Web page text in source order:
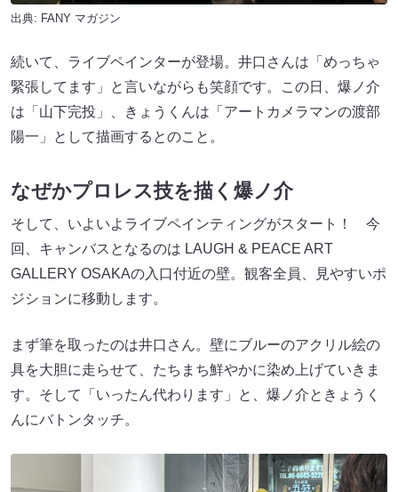
出典: FANY マガジン
続いて、ライブペインターが登場。井口さんは「めっちゃ
緊張してます」と言いながらも笑顔です。この日、爆ノ介
は「山下完投」、きょうくんは「アートカメラマンの渡部
陽一」として描画するとのこと。
なぜかプロレス技を描く爆ノ介
そして、いよいよライブペインティングがスタート！ 今
回、キャンバスとなるのは LAUGH & PEACE ART
GALLERY OSAKAの入口付近の壁。観客全員、見やすいポ
ジションに移動します。
まず筆を取ったのは井口さん。壁にブルーのアクリル絵の
具を大胆に走らせて、たちまち鮮やかに染め上げていきま
す。そして「いったん代わります」と、爆ノ介ときょうく
んにバトンタッチ。